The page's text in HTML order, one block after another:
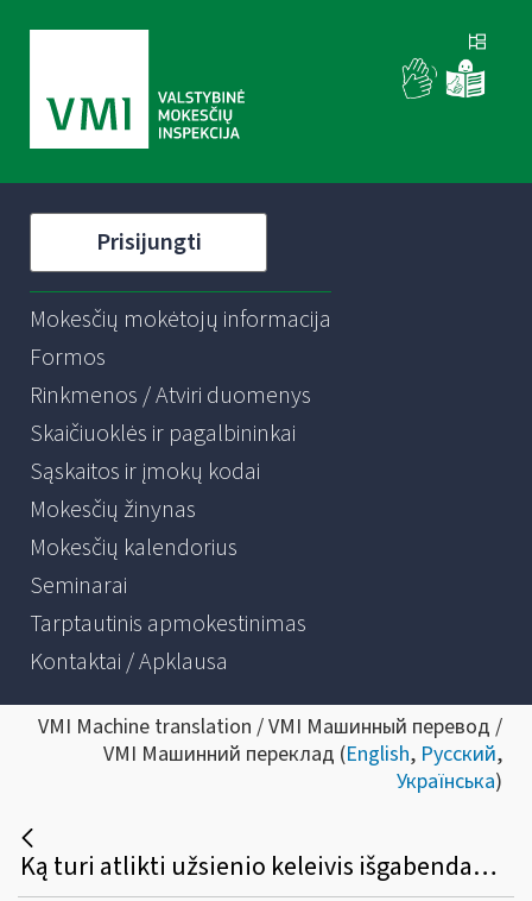
Prisijungti
Mokesčių mokėtojų informacija
Formos
Rinkmenos / Atviri duomenys
Skaičiuoklės ir pagalbininkai
Sąskaitos ir įmokų kodai
Mokesčių žinynas
Mokesčių kalendorius
Seminarai
Tarptautinis apmokestinimas
Kontaktai / Apklausa
VMI Machine translation / VMI Машинный перевод /
VMI Машинний переклад (English, Русский,
Українська)
Ką turi atlikti užsienio keleivis išgabendamas prekes iš ES teritorijos?